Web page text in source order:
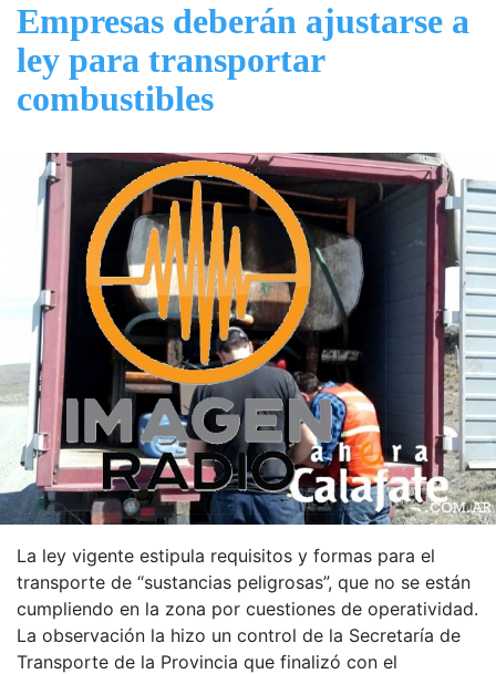
Empresas deberán ajustarse a
ley para transportar
combustibles
La ley vigente estipula requisitos y formas para el
transporte de “sustancias peligrosas”, que no se están
cumpliendo en la zona por cuestiones de operatividad.
La observación la hizo un control de la Secretaría de
Transporte de la Provincia que finalizó con el